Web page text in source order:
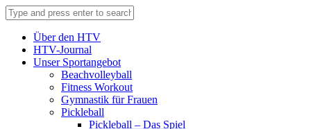
Über den HTV
HTV-Journal
Unser Sportangebot
Beachvolleyball
Fitness Workout
Gymnastik für Frauen
Pickleball
Pickleball – Das Spiel